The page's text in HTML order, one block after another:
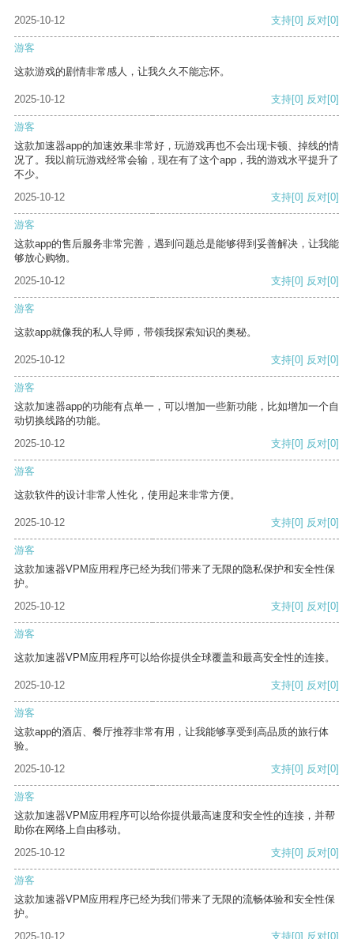
2025-10-12 支持[0] 反对[0]
游客
这款游戏的剧情非常感人，让我久久不能忘怀。
2025-10-12 支持[0] 反对[0]
游客
这款加速器app的加速效果非常好，玩游戏再也不会出现卡顿、掉线的情
况了。我以前玩游戏经常会输，现在有了这个app，我的游戏水平提升了
不少。
2025-10-12
支持[0] 反对[0]
游客
这款app的售后服务非常完善，遇到问题总是能够得到妥善解决，让我能
够放心购物。
2025-10-12
支持[0] 反对[0]
游客
这款app就像我的私人导师，带领我探索知识的奥秘。
2025-10-12 支持[0] 反对[0]
游客
这款加速器app的功能有点单一，可以增加一些新功能，比如增加一个自
动切换线路的功能。
2025-10-12
支持[0] 反对[0]
游客
这款软件的设计非常人性化，使用起来非常方便。
2025-10-12 支持[0] 反对[0]
游客
这款加速器VPM应用程序已经为我们带来了无限的隐私保护和安全性保
护。
2025-10-12
支持[0] 反对[0]
游客
这款加速器VPM应用程序可以给你提供全球覆盖和最高安全性的连接。
2025-10-12 支持[0] 反对[0]
游客
这款app的酒店、餐厅推荐非常有用，让我能够享受到高品质的旅行体
验。
2025-10-12
支持[0] 反对[0]
游客
这款加速器VPM应用程序可以给你提供最高速度和安全性的连接，并帮
助你在网络上自由移动。
2025-10-12
支持[0] 反对[0]
游客
这款加速器VPM应用程序已经为我们带来了无限的流畅体验和安全性保
护。
2025-10-12
支持[0] 反对[0]